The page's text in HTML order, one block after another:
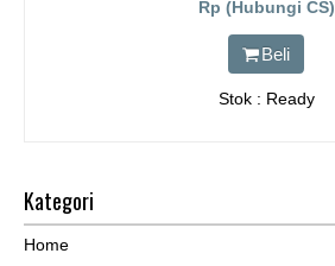
Rp (Hubungi CS)
Beli
Stok : Ready
Kategori
Home